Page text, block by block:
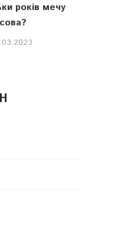
років мечу